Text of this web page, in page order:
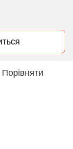
Порівняти